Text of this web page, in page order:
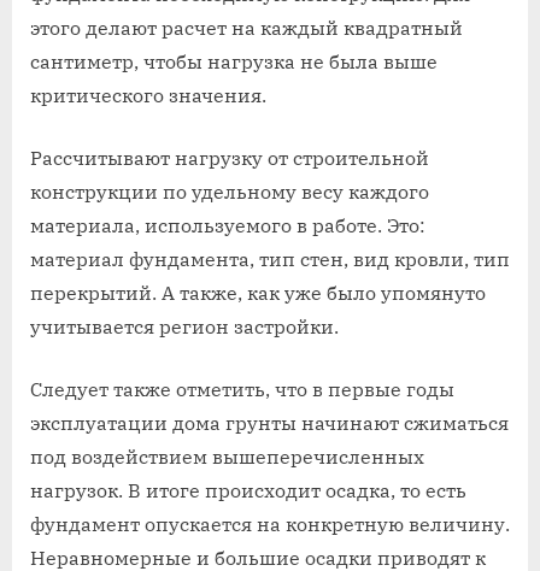
этого делают расчет на каждый квадратный
сантиметр, чтобы нагрузка не была выше
критического значения.
Рассчитывают нагрузку от строительной
конструкции по удельному весу каждого
материала, используемого в работе. Это:
материал фундамента, тип стен, вид кровли, тип
перекрытий. А также, как уже было упомянуто
учитывается регион застройки.
Следует также отметить, что в первые годы
эксплуатации дома грунты начинают сжиматься
под воздействием вышеперечисленных
нагрузок. В итоге происходит осадка, то есть
фундамент опускается на конкретную величину.
Неравномерные и большие осадки приводят к